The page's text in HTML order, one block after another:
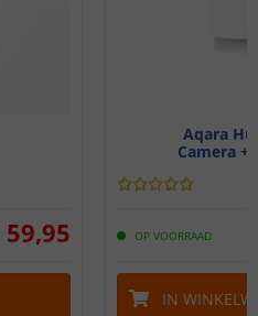
59,95
Aqara
Camera +
OP VOORRAAD
IN